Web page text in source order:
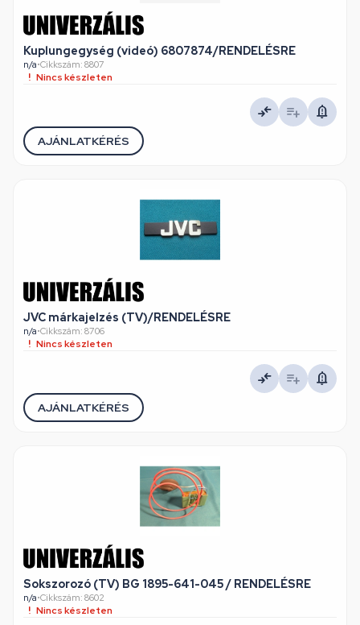
Kuplungegység (videó) 6807874/RENDELÉSRE
n/a•Cikkszám: 8807
Nincs készleten
AJÁNLATKÉRÉS
JVC márkajelzés (TV)/RENDELÉSRE
n/a•Cikkszám: 8706
Nincs készleten
AJÁNLATKÉRÉS
Sokszorozó (TV) BG 1895-641-045 / RENDELÉSRE
n/a•Cikkszám: 8602
Nincs készleten